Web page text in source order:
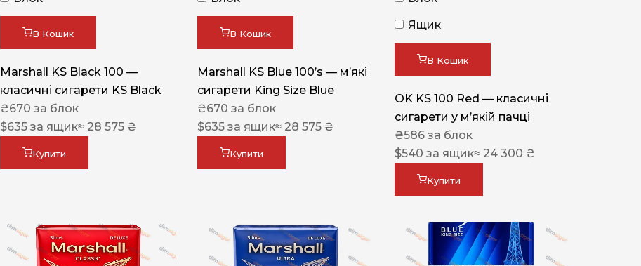
Nistru
Focus
В Кошик
Marshall KS Black 100 —
класичні сигарети KS Black
₴670 за блок
$635 за ящик≈ 28 575 ₴
Купити
В Кошик
Marshall KS Blue 100’s — м’які
сигарети King Size Blue
₴670 за блок
$635 за ящик≈ 28 575 ₴
Купити
Ящик
В Кошик
OK KS 100 Red — класичні
сигарети у м’якій пачці
₴586 за блок
$540 за ящик≈ 24 300 ₴
Купити